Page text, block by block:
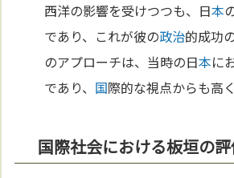
西洋の影響を受けつつも、日本
であり、これが彼の政治的成功
のアプローチは、当時の日本に
であり、 国際的な視点からも高
国際社会における板垣の